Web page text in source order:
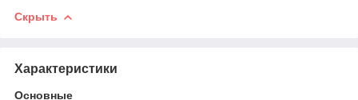
Скрыть
Характеристики
Основные